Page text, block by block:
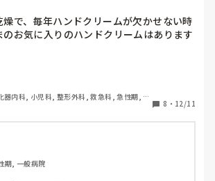
で、毎年ハンドクリームが欠かせない時
お気に入りのハンドクリームはあります
てしまいます。
ボディクリーム等々も教えてほしいで
器内科, 小児科, 整形外科, 救急科, 急性期, 訪
8 ・ 12/11
期, 一般病院